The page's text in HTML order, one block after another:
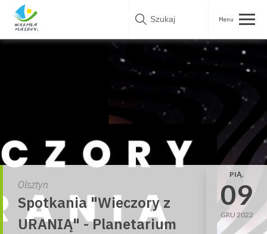
Skip
Olsztyn
Spotkania "Wieczory z
URANIĄ" - Planetarium
PIĄ.
09
GRU 2022